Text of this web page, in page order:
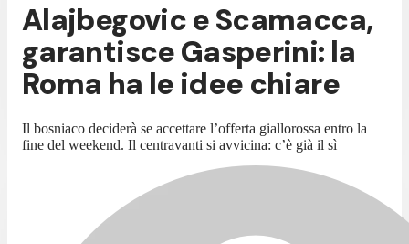
Alajbegovic e Scamacca,
garantisce Gasperini: la
Roma ha le idee chiare
Il bosniaco deciderà se accettare l’offerta giallorossa entro la
fine del weekend. Il centravanti si avvicina: c’è già il sì